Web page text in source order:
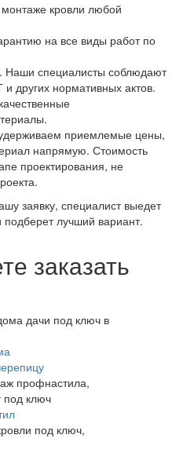
кровли любой
на все виды работ по
Наши специалисты соблюдают
других нормативных актов.
приемлемые цены,
напрямую. Стоимость
проектирования, не
заявку, специалист выедет
подберет лучший вариант.
заказать